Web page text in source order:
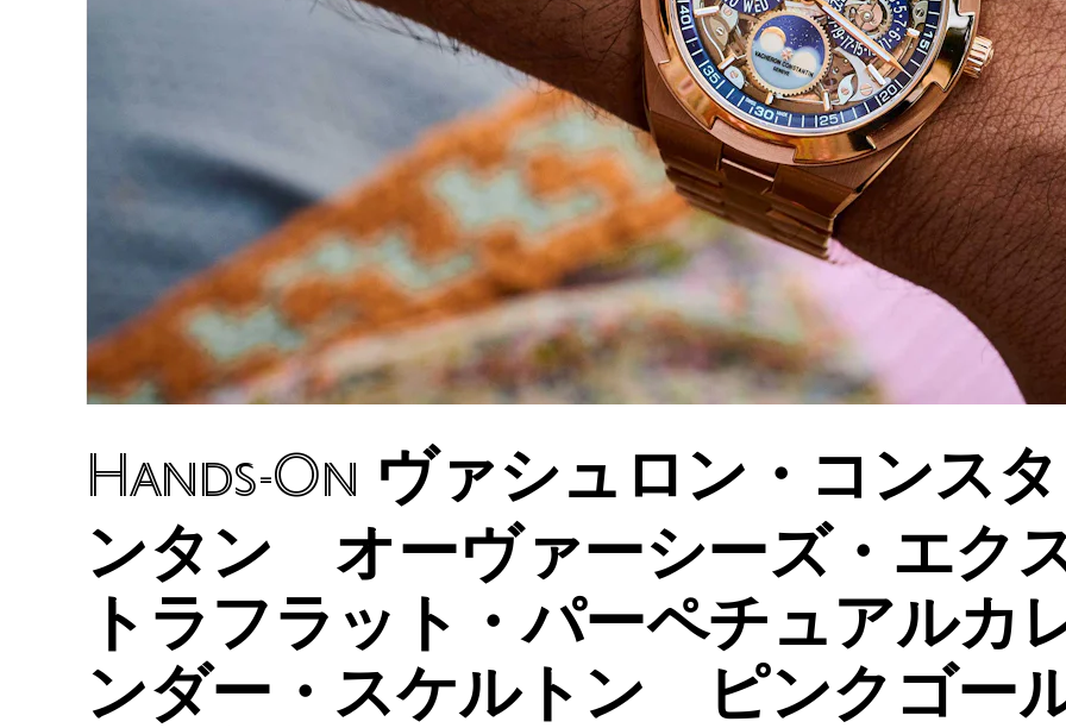
Hands-On ヴァシュロン・コンスタ
ンタン オーヴァーシーズ・エク
トラフラット・パーペチュアルカ
ンダー・スケルトン ピンクゴー